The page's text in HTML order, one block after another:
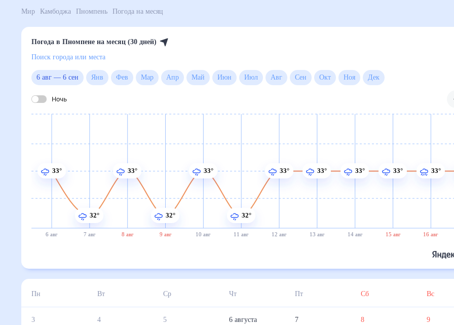
Мир Камбоджа Пномпень Погода на месяц
Погода в Пномпене на месяц (30 дней)
Поиск города или места
6 авг— 6 сен Янв Фев Мар Апр Май Июн Июл Авг Сен Окт Ноя
Ночь
6 авг 7 авг 8 авг 9 авг 10 авг 11 авг 12 авг 13 авг 14 авг 15 авг 16 авг
33°
32°
33°
32°
33°
32°
33° 33° 33° 33° 33°
Пн Вт Ср Чт Пт Сб Вс
3 4 5 6 августа 7 8 9